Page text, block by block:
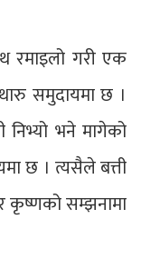
रमाइलो गरी एक
समुदायमा छ ।
निभ्यो भने मागेको
छ । त्यसैले बत्ती
कृष्णको सम्झनामा